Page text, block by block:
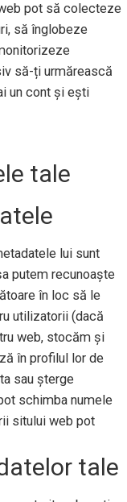
pot să colecteze
să înglobeze
să-ți urmărească
un cont și ești
tale
lui sunt
putem recunoaște
în loc să le
utilizatorii (dacă
web, stocăm și
în profilul lor de
sau șterge
schimba numele
sitului web pot
tale